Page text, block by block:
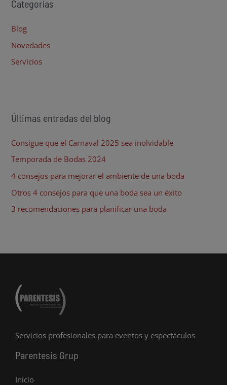
a
p
o
r
Categorías
Blog
Novedades
Servicios
Últimas entradas del blog
Consigue que el Carnaval 2025 sea inolvidable
Temporada de Bodas 2024
4 consejos para mejorar el ambiente de una boda
Otros 4 consejos para que una boda sea un éxito
3 recomendaciones para planificar una boda
Servicios profesionales para eventos y espectáculos
Parentesis Grup
Inicio